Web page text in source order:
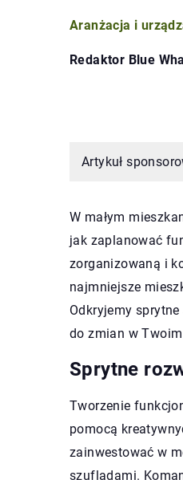
Aranżacja i
Redaktor Blue
Artykuł
W małym
jak zaplanować
zorganizowaną i
najmniejsze
Odkryjemy
do zmian w
Sprytne
Tworzenie
pomocą
zainwestować w
szufladami.